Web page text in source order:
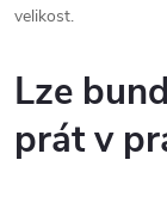
velikost.
Lze
prát v